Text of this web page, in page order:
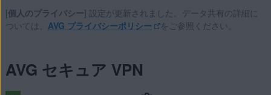
[個人のプライバシー] 設定が更新されました。データ共有の詳細に
ついては、 AVG プライバシーポリシー をご参照ください。
AVG セキュア VPN